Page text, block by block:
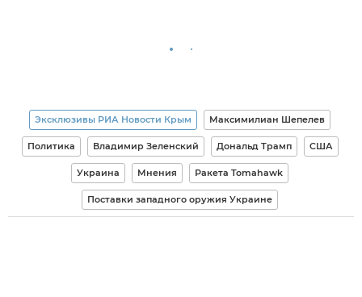
Эксклюзивы РИА Новости Крым Максимилиан Шепелев
Политика Владимир Зеленский Дональд Трамп США
Украина Мнения Ракета Tomahawk
Поставки западного оружия Украине